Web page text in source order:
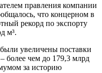
правления компании
что концерном в
рекорд по экспорту
м³.
увеличены поставки
более чем до 179,3 млрд
за историю